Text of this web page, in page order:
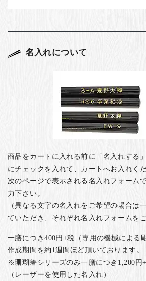
名入れについて
商品をカートに入れる前に「名入れする
にチェックを入れて、カートへお入れくだ
次のページで表示される名入れフォーム
力下さい。
（異なる文字の名入れをご希望の場合は
ていただき、それぞれ名入れフォームを
一膳につき400円+税（専用の機械による
作成期間を約1週間ほど頂いております。
※珊瑚箸シリーズのみ一膳につき1,200円
（レーザーを使用した名入れ）